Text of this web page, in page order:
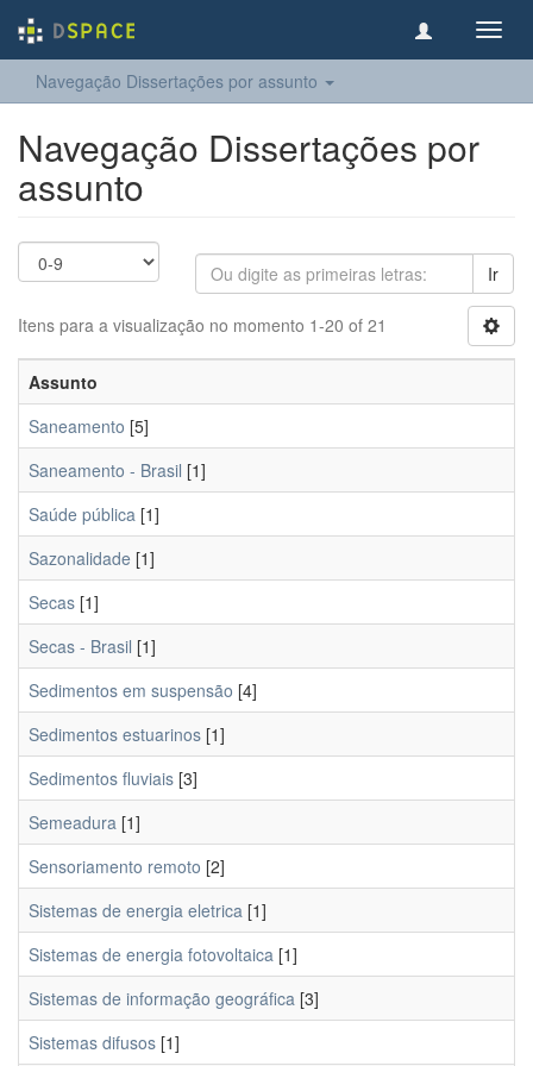
Navegação Dissertações por assunto
Navegação Dissertações por
assunto
Ir
Itens para a visualização no momento 1-20 of 21
Assunto
Saneamento [5]
Saneamento - Brasil [1]
Saúde pública [1]
Sazonalidade [1]
Secas [1]
Secas - Brasil [1]
Sedimentos em suspensão [4]
Sedimentos estuarinos [1]
Sedimentos fluviais [3]
Semeadura [1]
Sensoriamento remoto [2]
Sistemas de energia eletrica [1]
Sistemas de energia fotovoltaica [1]
Sistemas de informação geográfica [3]
Sistemas difusos [1]